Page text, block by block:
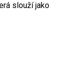
slouží jako